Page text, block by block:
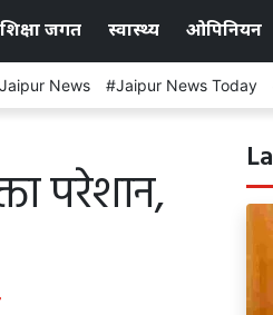
शिक्षा जगत स्वास्थ्य ओपिनियन
Jaipur News Jaipur News Today
परेशान,